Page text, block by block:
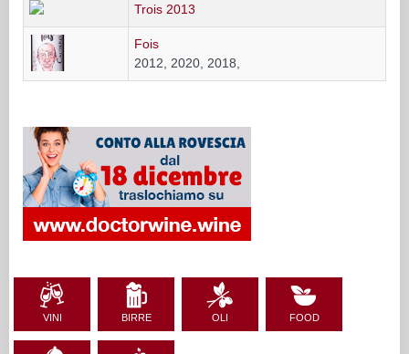
Trois 2013
Fois
2012, 2020, 2018,
VINI BIRRE OLI FOOD